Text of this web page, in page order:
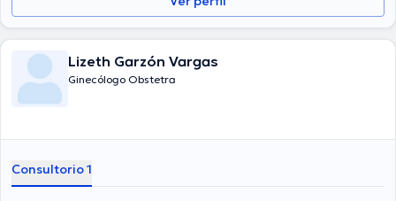
Lizeth Garzón Vargas
Ginecólogo Obstetra
Consultorio 1